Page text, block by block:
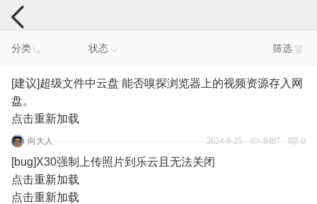
手机反馈
分类 状态 筛选
[建议]超级文件中云盘 能否嗅探浏览器上的视频资源存入网
盘。
点击重新加载
向大人 2024-9-25 8497 0
[bug]X30强制上传照片到乐云且无法关闭
点击重新加载
点击重新加载